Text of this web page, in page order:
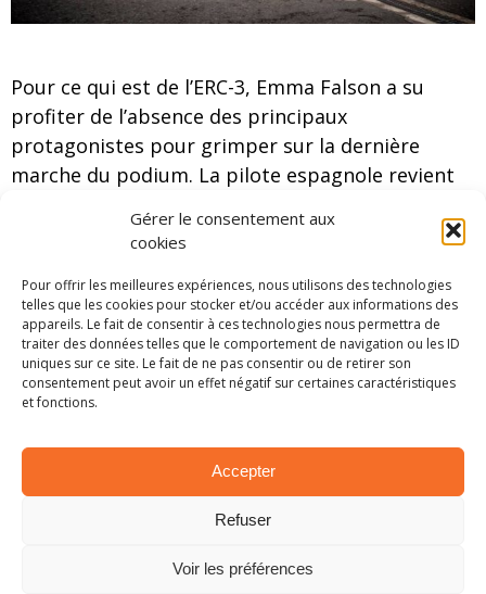
Gérer le consentement aux
cookies
Pour offrir les meilleures expériences, nous utilisons des technologies
telles que les cookies pour stocker et/ou accéder aux informations des
appareils. Le fait de consentir à ces technologies nous permettra de
traiter des données telles que le comportement de navigation ou les ID
uniques sur ce site. Le fait de ne pas consentir ou de retirer son
consentement peut avoir un effet négatif sur certaines caractéristiques
et fonctions.
Accepter
Refuser
Voir les préférences
Pour ce qui est de l’ERC-3, Emma Falson a su
profiter de l’absence des principaux
protagonistes pour grimper sur la dernière
marche du podium. La pilote espagnole revient
occupe la deuxième place, et compte 19 unités
de la saison.
Avec le même nombre de points, Florian
Bernardi et Laurent Pellier clôturent le top 5 de
la catégorie à 10 points de la troisième place